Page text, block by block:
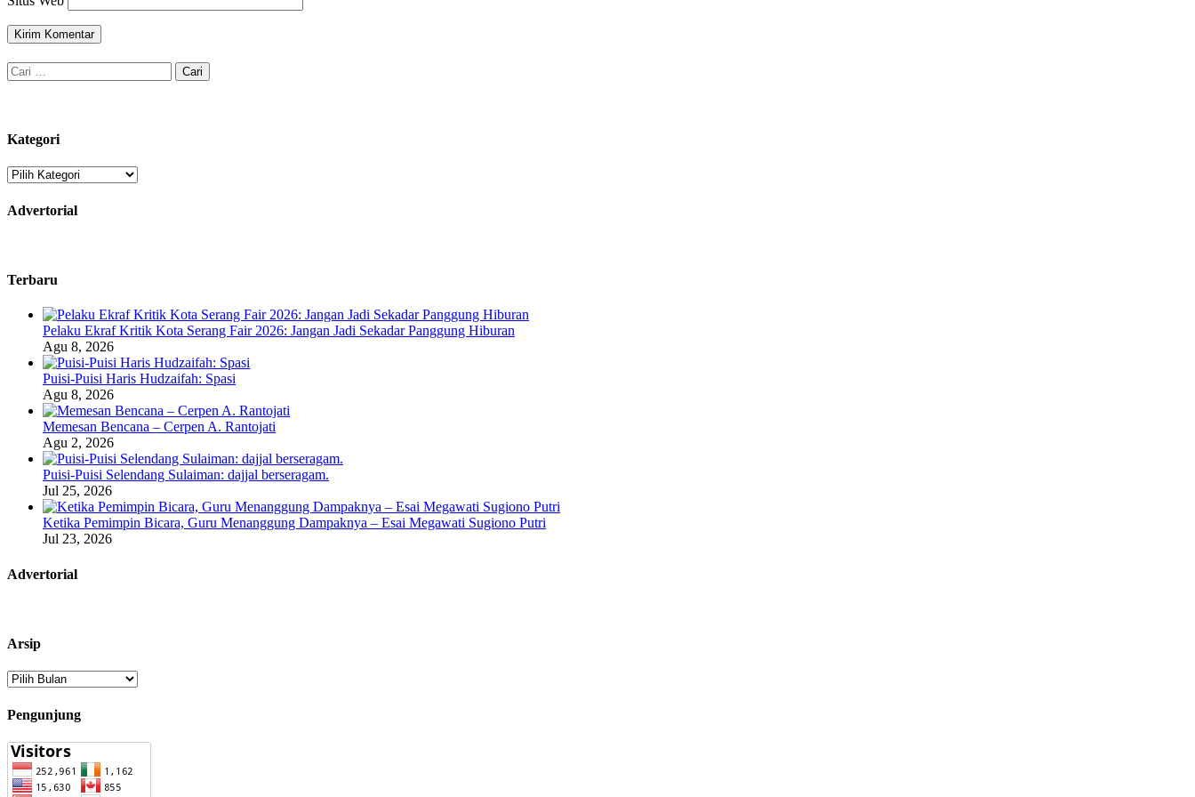
Cari
untuk:
Kategori
Kategori
Advertorial
Terbaru
Pelaku Ekraf Kritik Kota Serang Fair 2026: Jangan Jadi Sekadar Panggung Hiburan
Agu 8, 2026
Puisi-Puisi Haris Hudzaifah: Spasi
Agu 8, 2026
Memesan Bencana – Cerpen A. Rantojati
Agu 2, 2026
Puisi-Puisi Selendang Sulaiman: dajjal berseragam.
Jul 25, 2026
Ketika Pemimpin Bicara, Guru Menanggung Dampaknya – Esai Megawati Sugiono Putri
Jul 23, 2026
Advertorial
Arsip
Arsip
Pengunjung